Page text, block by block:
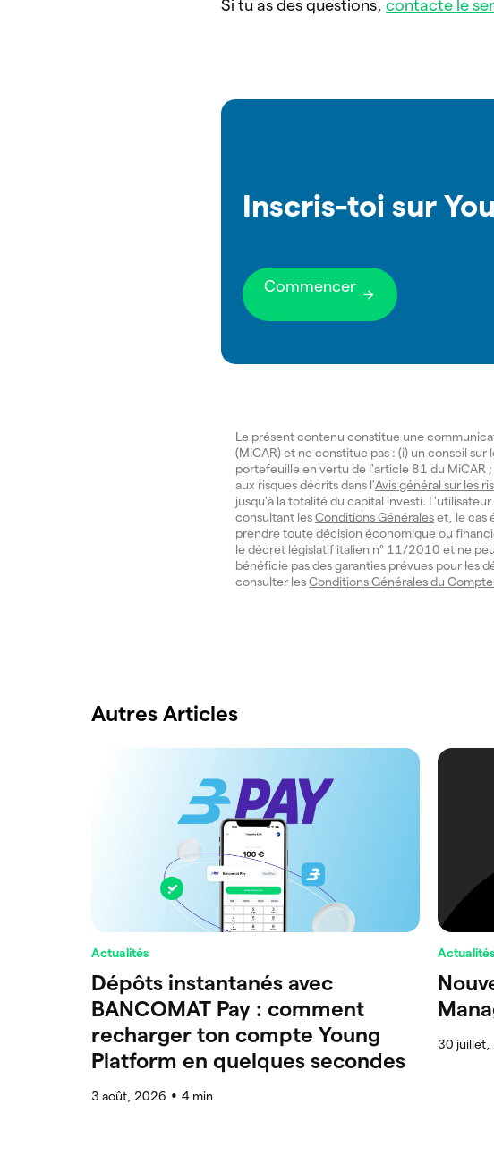
Si tu as des questions,contacte le
Inscris-toi sur
Commencer
Le présent contenu constitue une
(MiCAR) et ne constitue pas : (i) un conseil
portefeuille en vertu de l'article 81 du MiCAR
aux risques décrits dans l'Avis général sur les
jusqu'à la totalité du capital investi.
consultant lesConditions Généraleset, le cas
prendre toute décision économique ou
le décret législatif italien n° 11/2010 et ne
bénéficie pas des garanties prévues pour les
consulter lesConditions Générales du
Autres Articles
Actualités
Dépôts instantanés avec
BANCOMAT Pay : comment
recharger ton compte Young
Platform en quelques secondes
3 août, 2026 ● 4 min
Actualités
30 juillet,